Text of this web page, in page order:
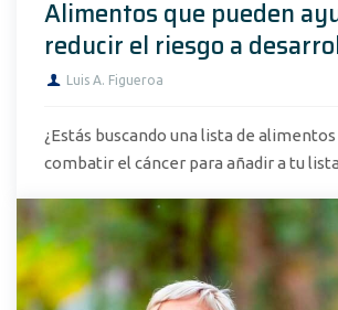
Alimentos que pueden
reducir el riesgo a
Luis A. Figueroa
¿Estás buscando una lista de
combatir el cáncer para añadir a tu